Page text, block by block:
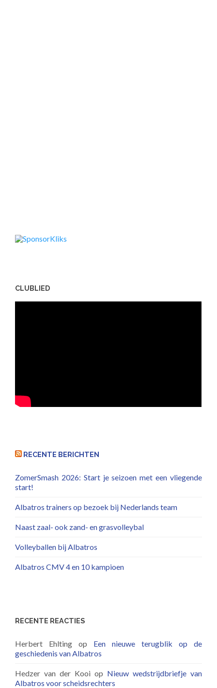
CLUBLIED
RECENTE BERICHTEN
ZomerSmash 2026: Start je seizoen met een vliegende
start!
Albatros trainers op bezoek bij Nederlands team
Naast zaal- ook zand- en grasvolleybal
Volleyballen bij Albatros
Albatros CMV 4 en 10 kampioen
RECENTE REACTIES
Herbert Ehlting op Een nieuwe terugblik op de
geschiedenis van Albatros
Hedzer van der Kooi op Nieuw wedstrijdbriefje van
Albatros voor scheidsrechters